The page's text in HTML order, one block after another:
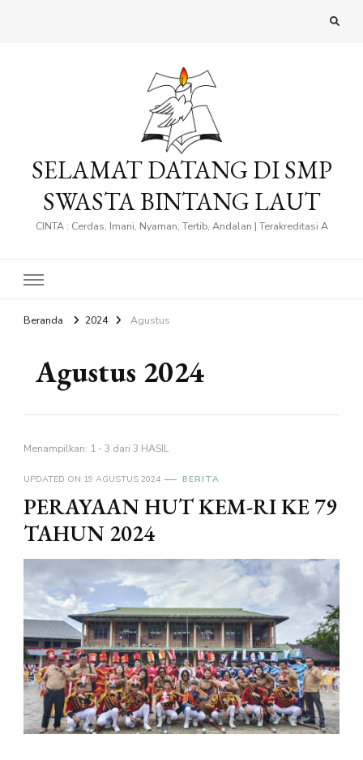
SELAMAT DATANG DI SMP
SWASTA BINTANG LAUT
CINTA : Cerdas, Imani, Nyaman, Tertib, Andalan | Terakreditasi A
Beranda 2024 Agustus
Agustus 2024
Menampilkan: 1 - 3 dari 3 HASIL
UPDATED ON 19 AGUSTUS 2024 BERITA
PERAYAAN HUT KEM-RI KE 79
TAHUN 2024